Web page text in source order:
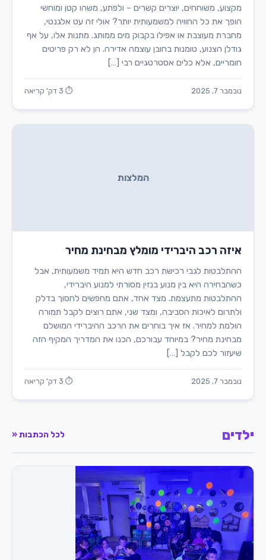
מקצוע, משוחחים, יוצרים קשרים – ולפתע, משהו קטן ומוחשי
הופך את כל החוויה למשמעותית יותר? אולי זה עט אלגנטי,
מחברת מעוצבת או אפילו בקבוק מים ממותג. מתנות אלו, על אף
גודלן הצנוע, טומנות בחובן עוצמה אדירה. הן לא רק פריטים
חומריים, אלא כלים אסטרטגיים רבי […]
נובמבר 7, 2025 ⏱ 3 דק' קריאה
המלצות
איזה רכב היברידי מומלץ מבחינת מחיר
ההתלבטות לגבי רכישת רכב חדש היא תמיד משמעותית, אבל
כשהבחירה היא בין מנוע בנזין מסורתי למנוע היברידי,
ההתלבטות מתעצמת. מצד אחד, אתם מחפשים לחסוך בדלק
ולתרום לאיכות הסביבה, ומצד שני, אתם רוצים לקבל תמורה
הולמת למחיר. אז איך בוחרים את הרכב ההיברידי המושלם
מבחינת מחיר? במיוחד עבורכם, הכנו את המדריך המקיף הזה
שיעזור לכם לקבל […]
נובמבר 7, 2025 ⏱ 3 דק' קריאה
ילדים לכל הכתבות «